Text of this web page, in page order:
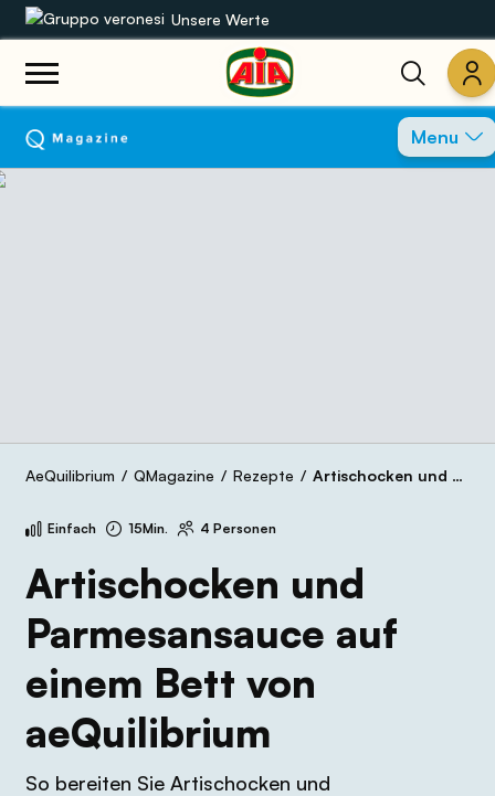
Unsere Werte
Unsere Sortimente
Rezepte
Menu
AeQuilibrium QMagazine Rezepte Artischocken und Parmesansauce auf einem Bett von aeQuilibrium
Einfach 15Min. 4 Personen
Artischocken und
Parmesansauce auf
einem Bett von
aeQuilibrium
So bereiten Sie Artischocken und